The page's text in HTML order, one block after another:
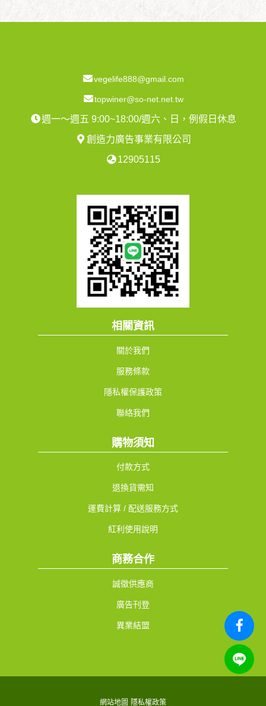
vegelife888@gmail.com
topwiner@so-net.net.tw
週一～週五 9:00~18:00/週六、日，例假日休息
創造力廣告事業有限公司
12905115
相關資訊
關於我們
服務條款
隱私權保護政策
聯絡我們
購物須知
付款方式
退換貨需知
運費計算 / 配送服務方式
紅利使用說明
商務合作
誠徵供應商
廣告刊登
異業結盟
網站地圖 隱私權政策